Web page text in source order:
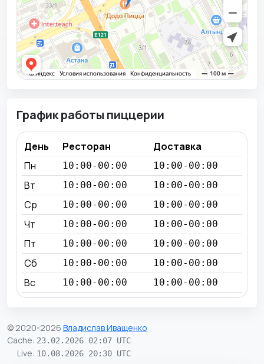
График работы пиццерии
День Ресторан
Доставка
Пн
10:00-00:00 10:00-00:00
Вт 10:00-00:00 10:00-00:00
Ср 10:00-00:00 10:00-00:00
Чт 10:00-00:00 10:00-00:00
Пт 10:00-00:00 10:00-00:00
Сб 10:00-00:00 10:00-00:00
Вс 10:00-00:00 10:00-00:00
© 2020-2026 Владислав Иващенко
Cache: 23.02.2026 02:07 UTC
Live: 10.08.2026 20:30 UTC